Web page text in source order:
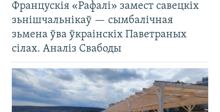
Францускія «Рафалі» замест савецкіх
зьнішчальнікаў — сымбалічная
зьмена ўва ўкраінскіх Паветраных
сілах. Аналіз Свабоды